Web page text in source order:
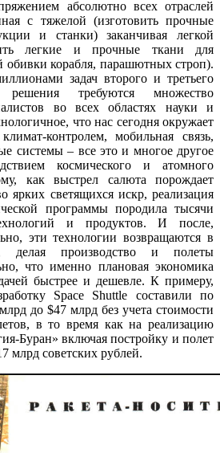
абсолютно всех отраслей
с тяжелой (изготовить прочные
и станки) заканчивая легкой
легкие и прочные ткани для
обивки корабля, парашютных строп).
задач второго и третьего
требуются множество
во всех областях науки и
что нас сегодня окружает
контролем, мобильная связь,
системы – все это и многое другое
космического и атомного
как выстрел салюта порождает
ярких светящихся искр, реализация
программы породила тысячи
и продуктов. И после,
эти технологии возвращаются в
делая производство и полеты
что именно плановая экономика
быстрее и дешевле. К примеру,
Space Shuttle составили по
до $47 млрд без учета стоимости
в то время как на реализацию
Буран» включая постройку и полет
млрд советских рублей.